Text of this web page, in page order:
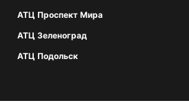
АТЦ Проспект Мира
АТЦ Зеленоград
АТЦ Подольск